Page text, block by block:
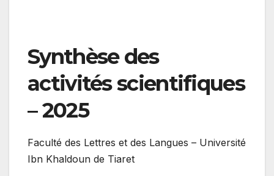
Synthèse des
activités scientifiques
– 2025
Faculté des Lettres et des Langues – Université
Ibn Khaldoun de Tiaret